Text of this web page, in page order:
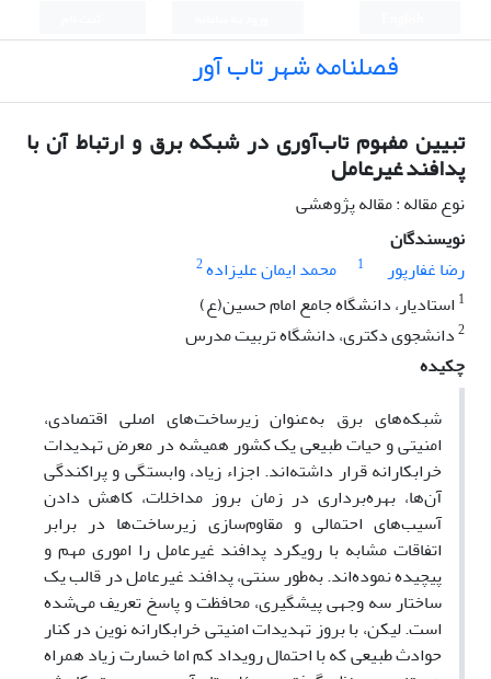
فصلنامه شهر تاب آور
تبیین مفهوم تاب‌آوری در شبکه برق و ارتباط آن با
پدافند غیرعامل
نوع مقاله : مقاله پژوهشی
نویسندگان
رضا غفارپور
1 محمد ایمان علیزاده2
1 استادیار، دانشگاه جامع امام حسین(ع)
2دانشجوی دکتری، دانشگاه تربیت مدرس
چکیده
شبکه‌های برق به‌عنوان زیرساخت‌های اصلی اقتصادی،
امنیتی و حیات طبیعی یک کشور همیشه در معرض تهدیدات
خرابکارانه قرار داشته‌اند. اجزاء زیاد، وابستگی و پراکندگی
آن‌ها، بهره‌برداری در زمان بروز مداخلات، کاهش دادن
آسیب‌های احتمالی و مقاوم‌سازی زیرساخت‌ها در برابر
اتفاقات مشابه با رویکرد پدافند غیرعامل را اموری مهم و
پیچیده نموده‌اند. به‌طور سنتی، پدافند غیرعامل در قالب یک
ساختار سه وجهی پیشگیری، محافظت و پاسخ تعریف می‌شده
است. لیکن، با بروز تهدیدات امنیتی خرابکارانه نوین در کنار
حوادث طبیعی که با احتمال رویداد کم اما خسارت زیاد همراه